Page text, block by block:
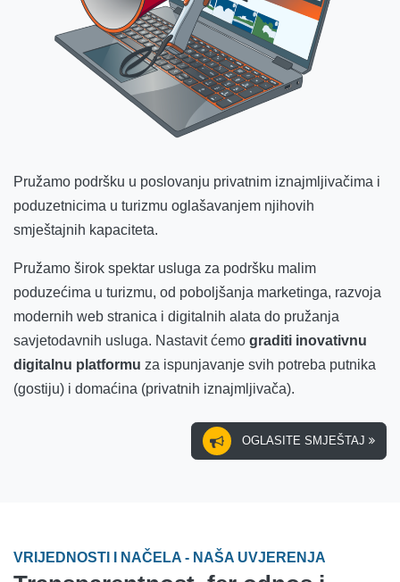
Pružamo podršku u poslovanju privatnim iznajmljivačima i
poduzetnicima u turizmu oglašavanjem njihovih
smještajnih kapaciteta.
Pružamo širok spektar usluga za podršku malim
poduzećima u turizmu, od poboljšanja marketinga, razvoja
modernih web stranica i digitalnih alata do pružanja
savjetodavnih usluga. Nastavit ćemo graditi inovativnu
digitalnu platformu za ispunjavanje svih potreba putnika
(gostiju) i domaćina (privatnih iznajmljivača).
OGLASITE SMJEŠTAJ
VRIJEDNOSTI I NAČELA - NAŠA UVJERENJA